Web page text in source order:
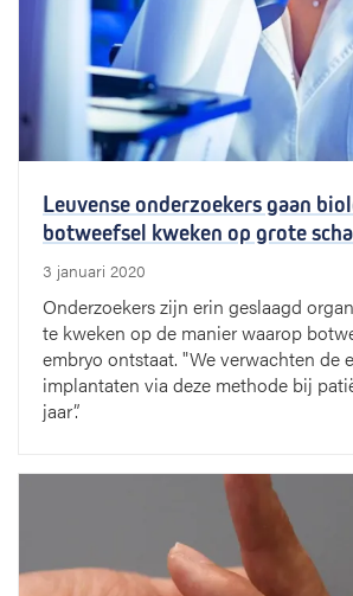
Leuvense onderzoekers gaan
botweefsel kweken op grote
3 januari 2020
Onderzoekers zijn erin geslaagd
te kweken op de manier waarop
embryo ontstaat. "We verwachten de
implantaten via deze methode bij
jaar”.